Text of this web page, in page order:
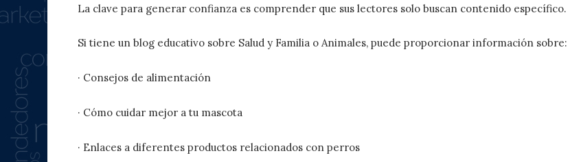
La clave para generar confianza es comprender que sus lectores solo buscan contenido específico.
Si tiene un blog educativo sobre Salud y Familia o Animales, puede proporcionar información sobre:
· Consejos de alimentación
· Cómo cuidar mejor a tu mascota
· Enlaces a diferentes productos relacionados con perros